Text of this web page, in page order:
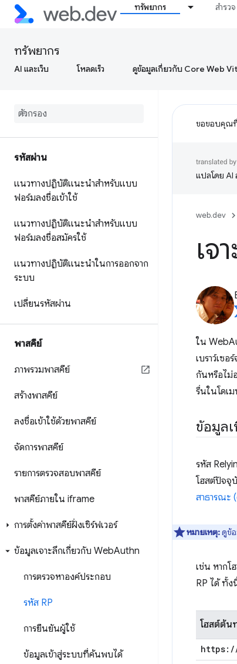
ทรัพยากร สำรวจ
ทรัพยากร
AI และเว็บ โหลดเร็ว ดูข้อมูลเกี่ยวกับ Core Web
รหัสผ่าน
แนวทางปฏิบัติแนะนำสำหรับแบบ
ฟอร์มลงชื่อเข้าใช้
แนวทางปฏิบัติแนะนำสำหรับแบบ
ฟอร์มลงชื่อสมัครใช้
แนวทางปฏิบัติแนะนำในการออกจาก
ระบบ
เปลี่ยนรหัสผ่าน
พาสคีย์
ภาพรวมพาสคีย์
สร้างพาสคีย์
ลงชื่อเข้าใช้ด้วยพาสคีย์
จัดการพาสคีย์
รายการตรวจสอบพาสคีย์
พาสคีย์ภายใน iframe
การตั้งค่าพาสคีย์ฝั่งเซิร์ฟเวอร์
ข้อมูลเจาะลึกเกี่ยวกับ WebAuthn
การตรวจหาองค์ประกอบ
รหัส RP
การยืนยันผู้ใช้
ข้อมูลเข้าสู่ระบบที่ค้นพบได้
ขอขอบคุณ
แปลโดย AI
web.dev
เจ
ใน
เบราว์เซ
กันหรือไม่
รื่นในโดเ
ข้อมูล
รหัส
โฮสต์ปัจจุ
สาธารณะ
หมายเหตุ:ดูข้
เช่น หากโ
RP ได้ ทั้
โฮสต์ต้น
https: /